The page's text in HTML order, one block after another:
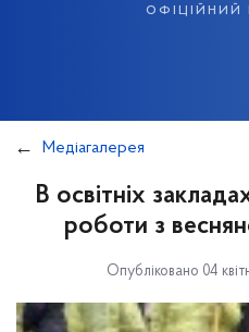
офіційний
Медіагалерея
В освітніх
роботи з
Опубліковано 04